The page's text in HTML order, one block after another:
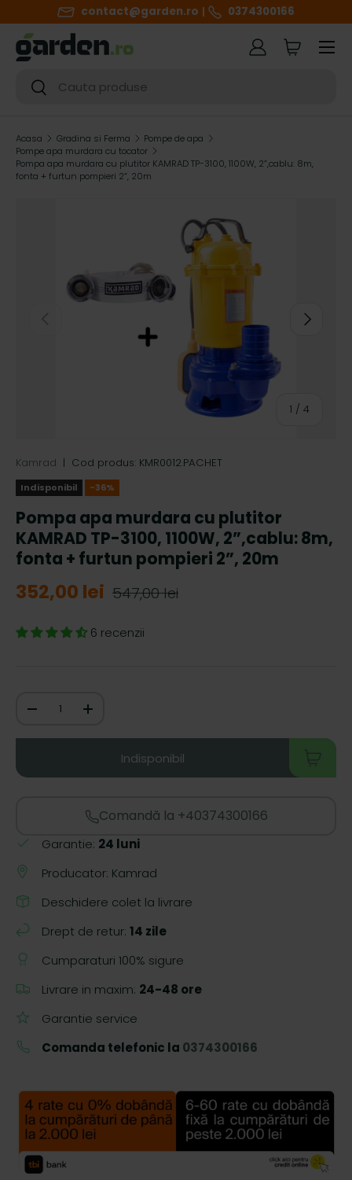
SARI LA CONTINUT
contact@garden.ro 0374300166
Cautare
Cautare
Autentificare
Cart
Meniul
Acasa Gradina si Ferma
Pompe de apa
Pompe apa murdara cu tocator
Pompa apa murdara cu plutitor KAMRAD TP-3100, 1100W, 2”,cablu: 8m,
fonta + furtun pompieri 2”, 20m
ANTERIOR
1 / de
4
Kamrad | Cod produs: KMR0012.PACHET
Indisponibil -36%
Pompa apa murdara cu plutitor
KAMRAD TP-3100, 1100W, 2”,cablu: 8m,
fonta + furtun pompieri 2”, 20m
352,00 lei 547,00 lei
6 recenzii
-
+
Indisponibil
Comandă la +40374300166
Garantie: 24 luni
Producator: Kamrad
Deschidere colet la livrare
Drept de retur: 14 zile
Cumparaturi 100% sigure
Livrare in maxim: 24-48 ore
Garantie service
Comanda telefonic la 0374300166